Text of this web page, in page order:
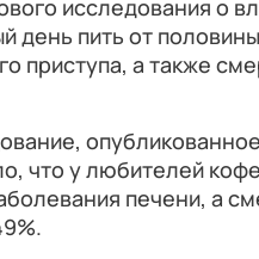
исследования о
день пить от
приступа, а также
что у любителей
печени, а